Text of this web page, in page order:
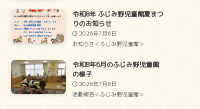
令和8年 ふじみ野児童館夏まつ
りのお知らせ
2026年7月6日
お知らせ＜ふじみ野児童館＞
令和8年6月のふじみ野児童館
の様子
2026年7月6日
活動報告＜ふじみ野児童館＞